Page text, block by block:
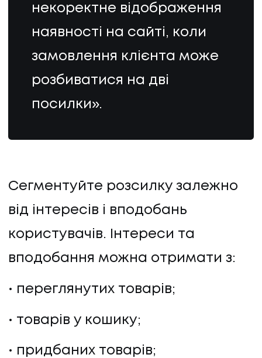
некоректне відображення
наявності на сайті, коли
замовлення клієнта може
розбиватися на дві
посилки».
Сегментуйте розсилку залежно
від інтересів і вподобань
користувачів. Інтереси та
вподобання можна отримати з:
переглянутих товарів;
товарів у кошику;
придбаних товарів;